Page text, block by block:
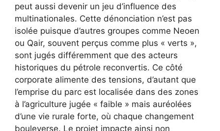
peut aussi devenir un jeu d’influence des
multinationales. Cette dénonciation n’est pas
isolée puisque d’autres groupes comme Neoen
ou Qair, souvent perçus comme plus « verts »,
sont jugés différemment que des acteurs
historiques du pétrole reconvertis. Ce côté
corporate alimente des tensions, d’autant que
l’emprise du parc est localisée dans des zones
à l’agriculture jugée « faible » mais auréolées
d’une vie rurale forte, où chaque changement
bouleverse. Le projet impacte ainsi non